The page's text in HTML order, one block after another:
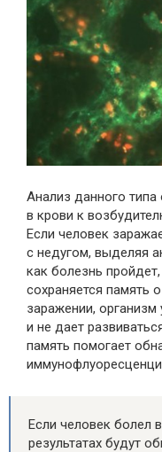
Анализ данного типа
в крови к
Если человек
с недугом, выделяя
как болезнь
сохраняется память
заражении, организм
и не дает
память помогает
Если человек болел
результатах будут